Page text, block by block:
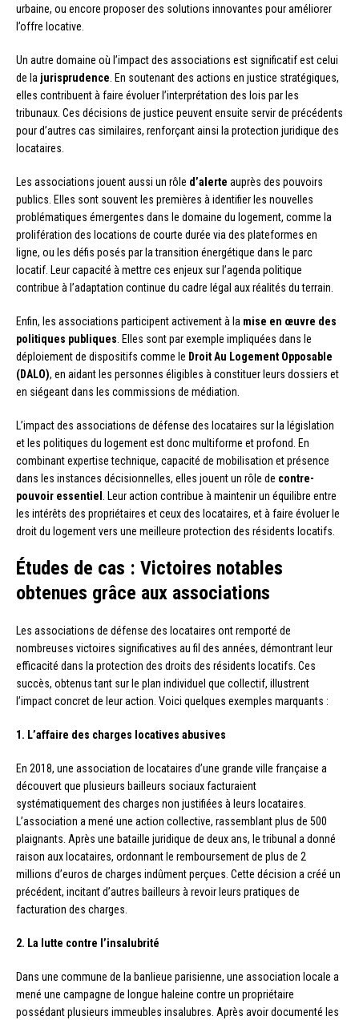
urbaine, ou encore proposer des solutions innovantes pour améliorer
l’offre locative.
Un autre domaine où l’impact des associations est significatif est celui
de la jurisprudence. En soutenant des actions en justice stratégiques,
elles contribuent à faire évoluer l’interprétation des lois par les
tribunaux. Ces décisions de justice peuvent ensuite servir de précédents
pour d’autres cas similaires, renforçant ainsi la protection juridique des
locataires.
Les associations jouent aussi un rôle d’alerte auprès des pouvoirs
publics. Elles sont souvent les premières à identifier les nouvelles
problématiques émergentes dans le domaine du logement, comme la
prolifération des locations de courte durée via des plateformes en
ligne, ou les défis posés par la transition énergétique dans le parc
locatif. Leur capacité à mettre ces enjeux sur l’agenda politique
contribue à l’adaptation continue du cadre légal aux réalités du terrain.
Enfin, les associations participent activement à la mise en œuvre des
politiques publiques. Elles sont par exemple impliquées dans le
déploiement de dispositifs comme le Droit Au Logement Opposable
(DALO), en aidant les personnes éligibles à constituer leurs dossiers et
en siégeant dans les commissions de médiation.
L’impact des associations de défense des locataires sur la législation
et les politiques du logement est donc multiforme et profond. En
combinant expertise technique, capacité de mobilisation et présence
dans les instances décisionnelles, elles jouent un rôle de contre-
pouvoir essentiel . Leur action contribue à maintenir un équilibre entre
les intérêts des propriétaires et ceux des locataires, et à faire évoluer le
droit du logement vers une meilleure protection des résidents locatifs.
Études de cas : Victoires notables
obtenues grâce aux associations
Les associations de défense des locataires ont remporté de
nombreuses victoires significatives au fil des années, démontrant leur
efficacité dans la protection des droits des résidents locatifs. Ces
succès, obtenus tant sur le plan individuel que collectif, illustrent
l’impact concret de leur action. Voici quelques exemples marquants :
1. L’affaire des charges locatives abusives
En 2018, une association de locataires d’une grande ville française a
découvert que plusieurs bailleurs sociaux facturaient
systématiquement des charges non justifiées à leurs locataires.
L’association a mené une action collective, rassemblant plus de 500
plaignants. Après une bataille juridique de deux ans, le tribunal a donné
raison aux locataires, ordonnant le remboursement de plus de 2
millions d’euros de charges indûment perçues. Cette décision a créé un
précédent, incitant d’autres bailleurs à revoir leurs pratiques de
facturation des charges.
2. La lutte contre l’insalubrité
Dans une commune de la banlieue parisienne, une association locale a
mené une campagne de longue haleine contre un propriétaire
possédant plusieurs immeubles insalubres. Après avoir documenté les